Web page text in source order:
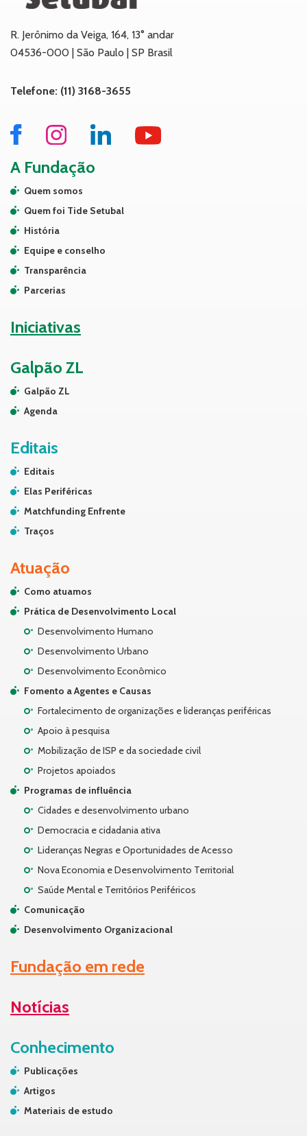
R. Jerônimo da Veiga, 164, 13° andar
04536-000 | São Paulo | SP Brasil
Telefone: (11) 3168-3655
A Fundação
Quem somos
Quem foi Tide Setubal
História
Equipe e conselho
Transparência
Parcerias
Iniciativas
Galpão ZL
Galpão ZL
Agenda
Editais
Editais
Elas Periféricas
Matchfunding Enfrente
Traços
Atuação
Como atuamos
Prática de Desenvolvimento Local
Desenvolvimento Humano
Desenvolvimento Urbano
Desenvolvimento Econômico
Fomento a Agentes e Causas
Fortalecimento de organizações e lideranças periféricas
Apoio à pesquisa
Mobilização de ISP e da sociedade civil
Projetos apoiados
Programas de influência
Cidades e desenvolvimento urbano
Democracia e cidadania ativa
Lideranças Negras e Oportunidades de Acesso
Nova Economia e Desenvolvimento Territorial
Saúde Mental e Territórios Periféricos
Comunicação
Desenvolvimento Organizacional
Fundação em rede
Notícias
Conhecimento
Publicações
Artigos
Materiais de estudo